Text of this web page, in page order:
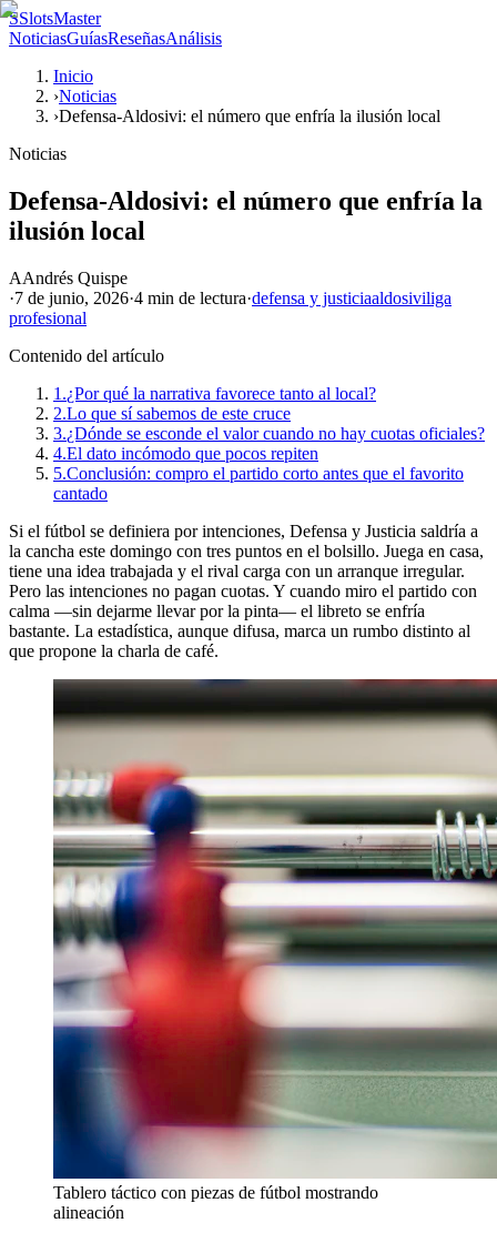
SSlotsMaster
NoticiasGuíasReseñasAnálisis
Inicio
›Noticias
›Defensa-Aldosivi: el número que enfría la ilusión local
Noticias
Defensa-Aldosivi: el número que enfría la
ilusión local
AAndrés Quispe
·7 de junio, 2026·4 min de lectura·defensa y justiciaaldosiviliga
profesional
Contenido del artículo
1.¿Por qué la narrativa favorece tanto al local?
2.Lo que sí sabemos de este cruce
3.¿Dónde se esconde el valor cuando no hay cuotas oficiales?
4.El dato incómodo que pocos repiten
5.Conclusión: compro el partido corto antes que el favorito
cantado
Si el fútbol se definiera por intenciones, Defensa y Justicia saldría a
la cancha este domingo con tres puntos en el bolsillo. Juega en casa,
tiene una idea trabajada y el rival carga con un arranque irregular.
Pero las intenciones no pagan cuotas. Y cuando miro el partido con
calma —sin dejarme llevar por la pinta— el libreto se enfría
bastante. La estadística, aunque difusa, marca un rumbo distinto al
que propone la charla de café.
Tablero táctico con piezas de fútbol mostrando
alineación